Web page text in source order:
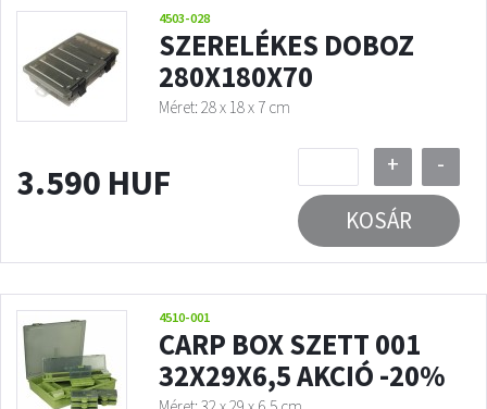
4503-028
SZERELÉKES DOBOZ
280X180X70
Méret: 28 x 18 x 7 cm
3.590 HUF +
-
KOSÁR
4510-001
CARP BOX SZETT 001
32X29X6,5 AKCIÓ -20%